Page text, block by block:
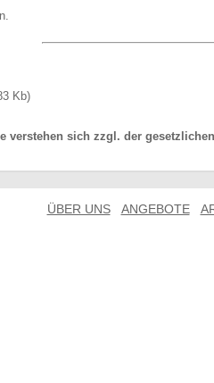
Kb)
verstehen sich zzgl. der
ÜBER UNS ANGEBOTE